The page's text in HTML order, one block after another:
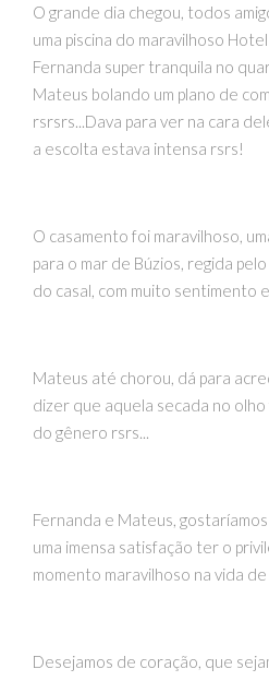
O grande dia chegou, todos
uma piscina do maravilhoso
Fernanda super tranquila no
Mateus bolando um plano de
rsrsrs...Dava para ver na cara
a escolta estava intensa rsrs!
O casamento foi maravilhoso,
para o mar de Búzios, regida
do casal, com muito sentimento
Mateus até chorou, dá para
dizer que aquela secada no olho
do gênero rsrs...
Fernanda e Mateus,
uma imensa satisfação ter o
momento maravilhoso na vida
Desejamos de coração, que